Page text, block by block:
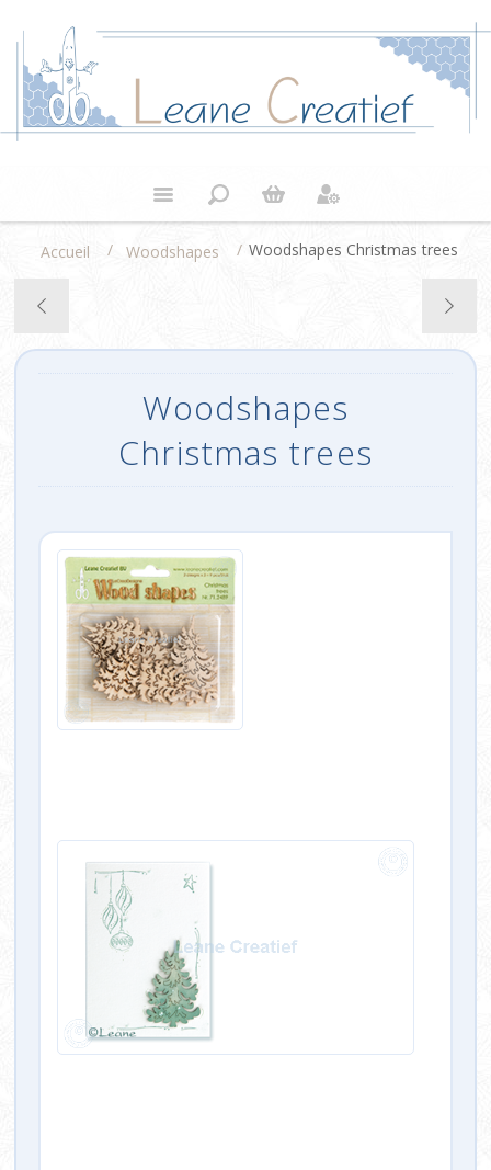
Accueil / Woodshapes / Woodshapes Christmas trees
Woodshapes
Christmas trees